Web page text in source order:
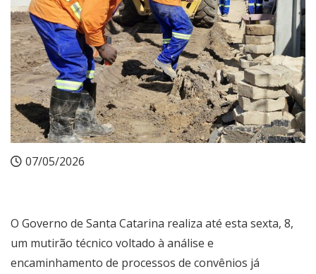
07/05/2026
O Governo de Santa Catarina realiza até esta sexta, 8,
um mutirão técnico voltado à análise e
encaminhamento de processos de convênios já